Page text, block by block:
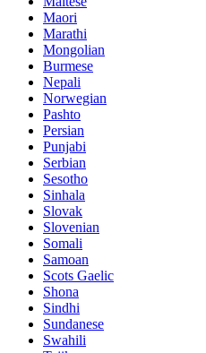
Maori
Marathi
Mongolian
Burmese
Nepali
Norwegian
Pashto
Persian
Punjabi
Serbian
Sesotho
Sinhala
Slovak
Slovenian
Somali
Samoan
Scots Gaelic
Shona
Sindhi
Sundanese
Swahili